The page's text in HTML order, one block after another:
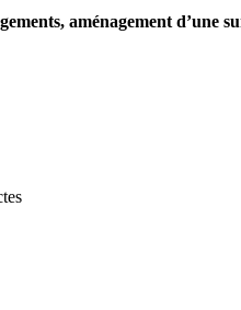
aménagement d’une